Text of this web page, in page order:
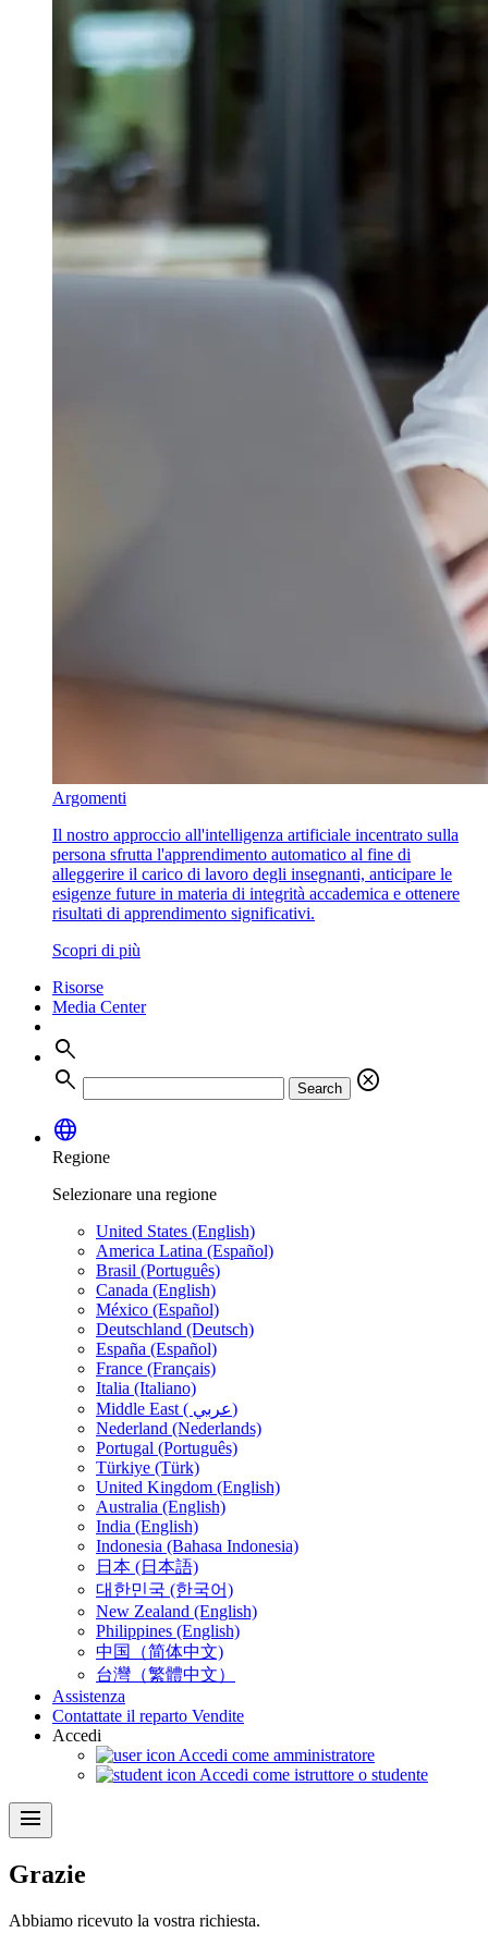
Argomenti
Il nostro approccio all'intelligenza artificiale incentrato sulla
persona sfrutta l'apprendimento automatico al fine di
alleggerire il carico di lavoro degli insegnanti, anticipare le
esigenze future in materia di integrità accademica e ottenere
risultati di apprendimento significativi.
Scopri di più
Risorse
Media Center
search
search
Search
cancel
language
Regione
Selezionare una regione
United States (English)
America Latina (Español)
Brasil (Português)
Canada (English)
México (Español)
Deutschland (Deutsch)
España (Español)
France (Français)
Italia (Italiano)
Middle East ( عربي)
Nederland (Nederlands)
Portugal (Português)
Türkiye (Türk)
United Kingdom (English)
Australia (English)
India (English)
Indonesia (Bahasa Indonesia)
日本 (日本語)
대한민국 (한국어)
New Zealand (English)
Philippines (English)
中国（简体中文)
台灣（繁體中文）
Assistenza
Contattate il reparto Vendite
Accedi
Accedi come amministratore
Accedi come istruttore o studente
menu
Grazie
Abbiamo ricevuto la vostra richiesta.